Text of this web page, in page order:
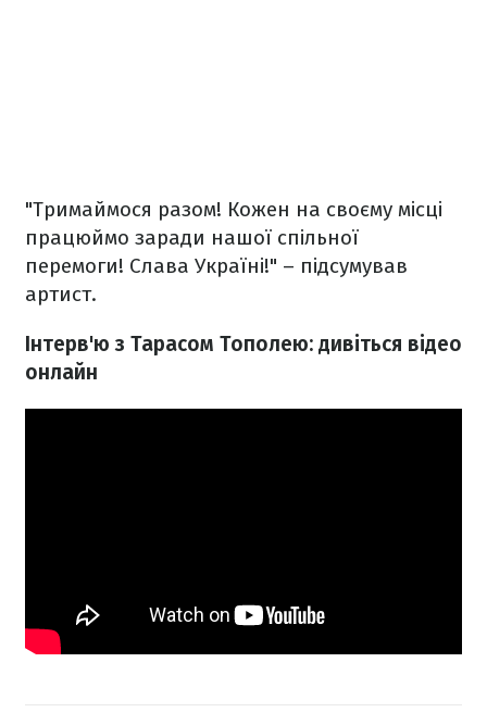
"Тримаймося разом! Кожен на своєму місці
працюймо заради нашої спільної
перемоги! Слава Україні!" – підсумував
артист.
Інтерв'ю з Тарасом Тополею: дивіться відео
онлайн